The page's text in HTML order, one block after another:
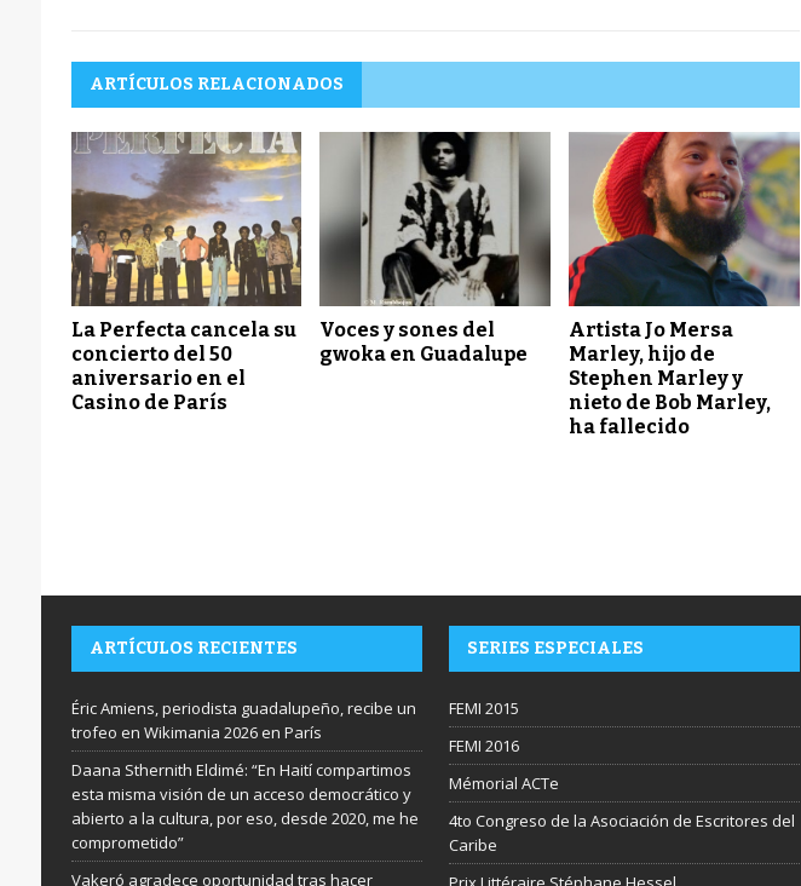
ARTÍCULOS RELACIONADOS
La Perfecta cancela su
concierto del 50
aniversario en el
Casino de París
Voces y sones del
gwoka en Guadalupe
Artista Jo Mersa
Marley, hijo de
Stephen Marley y
nieto de Bob Marley,
ha fallecido
ARTÍCULOS RECIENTES
Éric Amiens, periodista guadalupeño, recibe un
trofeo en Wikimania 2026 en París
Daana Sthernith Eldimé: “En Haití compartimos
esta misma visión de un acceso democrático y
abierto a la cultura, por eso, desde 2020, me he
comprometido”
Vakeró agradece oportunidad tras hacer
SERIES ESPECIALES
FEMI 2015
FEMI 2016
Mémorial ACTe
4to Congreso de la Asociación de Escritores del
Caribe